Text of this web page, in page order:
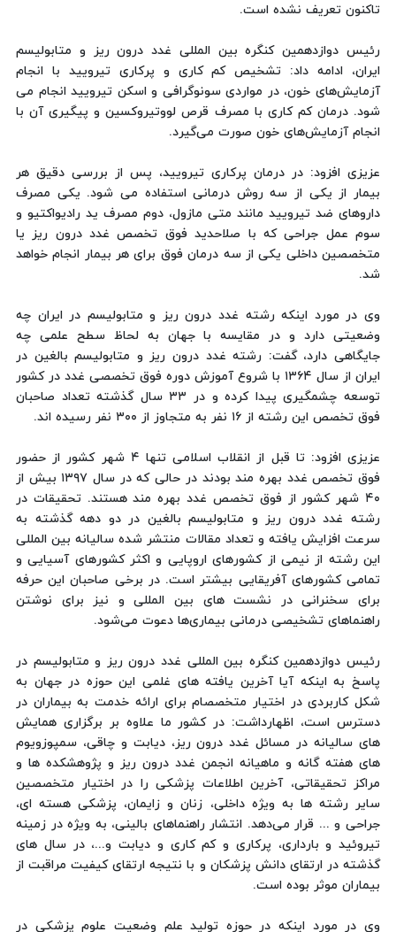
تاکنون تعریف نشده است.
رئیس دوازدهمین کنگره بین المللی غدد درون ریز و متابولیسم
ایران، ادامه داد: تشخیص کم کاری و پرکاری تیرویید با انجام
آزمایش‌های خون، در مواردی سونوگرافی و اسکن تیرویید انجام می
شود. درمان کم کاری با مصرف قرص لووتیروکسین و پیگیری آن با
انجام آزمایش‌های خون صورت می‌گیرد.
عزیزی افزود: در درمان پرکاری تیرویید، پس از بررسی دقیق هر
بیمار از یکی از سه روش درمانی استفاده می شود. یکی مصرف
داروهای ضد تیرویید مانند متی مازول، دوم مصرف ید رادیواکتیو و
سوم عمل جراحی که با صلاحدید فوق تخصص غدد درون ریز یا
متخصصین داخلی یکی از سه درمان فوق برای هر بیمار انجام خواهد
شد.
وی در مورد اینکه رشته غدد درون ریز و متابولیسم در ایران چه
وضعیتی دارد و در مقایسه با جهان به لحاظ سطح علمی چه
جایگاهی دارد، گفت: رشته غدد درون ریز و متابولیسم بالغین در
ایران از سال ۱۳۶۴ با شروع آموزش دوره فوق تخصصی غدد در کشور
توسعه چشمگیری پیدا کرده و در ۳۳ سال گذشته تعداد صاحبان
فوق تخصص این رشته از ۱۶ نفر به متجاوز از ۳۰۰ نفر رسیده اند.
عزیزی افزود: تا قبل از انقلاب اسلامی تنها ۴ شهر کشور از حضور
فوق تخصص غدد بهره مند بودند در حالی که در سال ۱۳۹۷ بیش از
۴۰ شهر کشور از فوق تخصص غدد بهره مند هستند. تحقیقات در
رشته غدد درون ریز و متابولیسم بالغین در دو دهه گذشته به
سرعت افزایش یافته و تعداد مقالات منتشر شده سالیانه بین المللی
این رشته از نیمی از کشورهای اروپایی و اکثر کشورهای آسیایی و
تمامی کشورهای آفریقایی بیشتر است. در برخی صاحبان این حرفه
برای سخنرانی در نشست های بین المللی و نیز برای نوشتن
راهنماهای تشخیصی درمانی بیماری‌ها دعوت می‌شود.
رئیس دوازدهمین کنگره بین المللی غدد درون ریز و متابولیسم در
پاسخ به اینکه آیا آخرین یافته های غلمی این حوزه در جهان به
شکل کاربردی در اختیار متخصصام برای ارائه خدمت به بیماران در
دسترس است، اظهارداشت: در کشور ما علاوه بر برگزاری همایش
های سالیانه در مسائل غدد درون ریز، دیابت و چاقی، سمپوزویوم
های هفته گانه و ماهیانه انجمن غدد درون ریز و پژوهشکده ها و
مراکز تحقیقاتی، آخرین اطلاعات پزشکی را در اختیار متخصصین
سایر رشته ها به ویژه داخلی، زنان و زایمان، پزشکی هسته ای،
جراحی و ... قرار می‌دهد. انتشار راهنماهای بالینی، به ویژه در زمینه
تیروئید و بارداری، پرکاری و کم کاری و دیابت و...، در سال های
گذشته در ارتقای دانش پزشکان و با نتیجه ارتقای کیفیت مراقبت از
بیماران موثر بوده است.
وی در مورد اینکه در حوزه تولید علم وضعیت علوم پزشکی در